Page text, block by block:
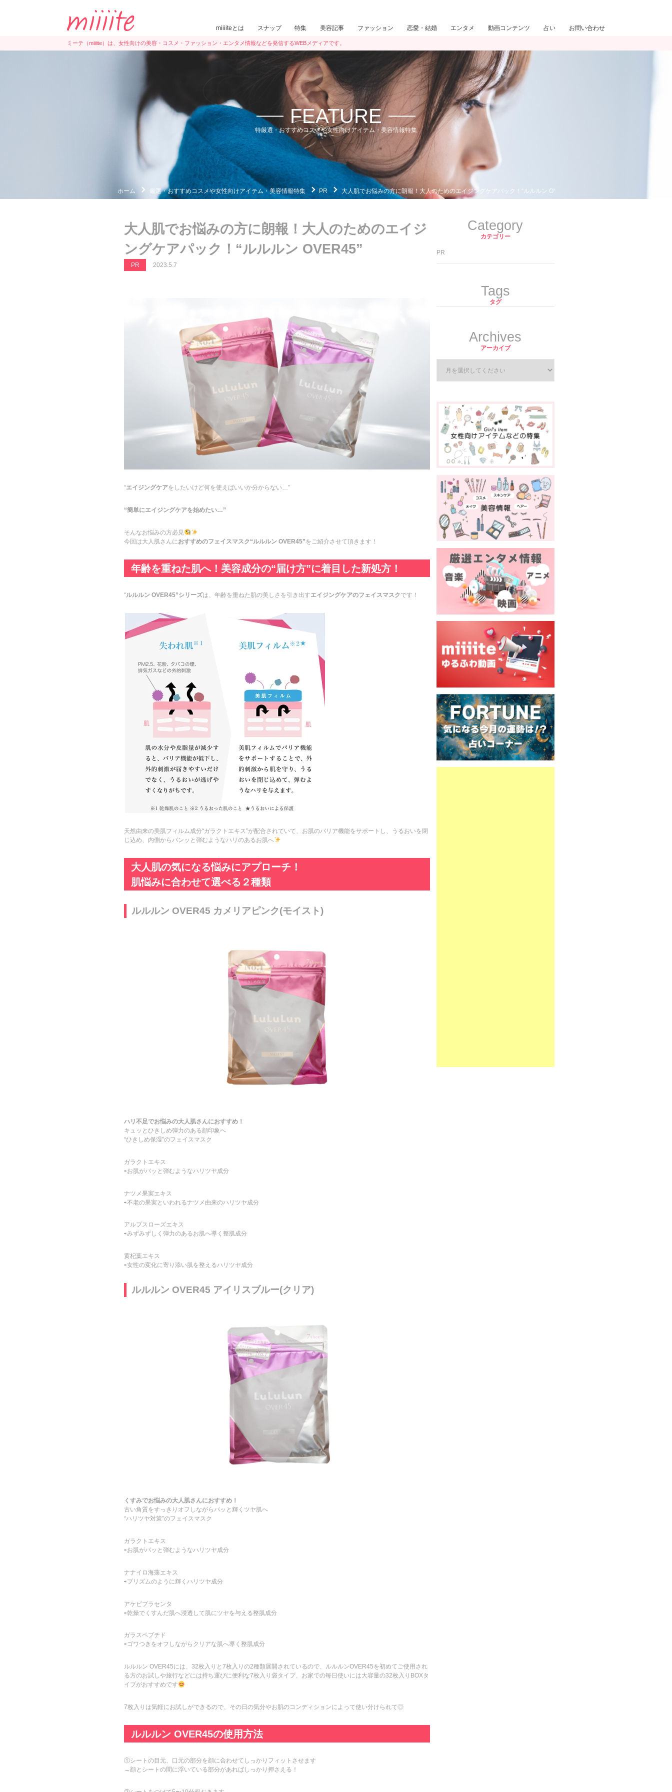
miiiiteとは スナップ 特集 美容記事 ファッション 恋愛・結婚 エンタメ 動画コンテンツ 占い お問い合わせ
ミーテ（miiiite）は、女性向けの美容・コスメ・ファッション・エンタメ情報などを発信するWEBメディアです。
FEATURE
特厳選・おすすめコスメや女性向けアイテム・美容情報特集
ホーム 厳選・おすすめコスメや女性向けアイテム・美容情報特集 PR 大人肌でお悩みの方に朗報！大人のためのエイジングケアパック！“ルルルン OVER45”
大人肌でお悩みの方に朗報！大人のためのエイジ
ングケアパック！“ルルルン OVER45”
PR 2023.5.7
“エイジングケアをしたいけど何を使えばいいか分からない…”
“簡単にエイジングケアを始めたい…”
そんなお悩みの方必見
今回は大人肌さんにおすすめのフェイスマスク“ルルルン OVER45”をご紹介させて頂きます！
年齢を重ねた肌へ！美容成分の“届け方”に着目した新処方！
“ルルルン OVER45”シリーズは、年齢を重ねた肌の美しさを引き出すエイジングケアのフェイスマスクです！
天然由来の美肌フィルム成分“ガラクトエキス”が配合されていて、お肌のバリア機能をサポートし、うるおいを閉
じ込め、内側からパンッと弾むようなハリのあるお肌へ
大人肌の気になる悩みにアプローチ！
肌悩みに合わせて選べる２種類
ルルルン OVER45 カメリアピンク(モイスト)
ハリ不足でお悩みの大人肌さんにおすすめ！
キュッとひきしめ弾力のある顔印象へ
“ひきしめ保湿”のフェイスマスク
ガラクトエキス
⇨お肌がパッと弾むようなハリツヤ成分
ナツメ果実エキス
⇨不老の果実といわれるナツメ由来のハリツヤ成分
アルプスローズエキス
⇨みずみずしく弾力のあるお肌へ導く整肌成分
黄杞葉エキス
⇨女性の変化に寄り添い肌を整えるハリツヤ成分
ルルルン OVER45 アイリスブルー(クリア)
くすみでお悩みの大人肌さんにおすすめ！
古い角質をすっきりオフしながらパッと輝くツヤ肌へ
“ハリツヤ対策”のフェイスマスク
ガラクトエキス
⇨お肌がパッと弾むようなハリツヤ成分
ナナイロ海藻エキス
⇨プリズムのように輝くハリツヤ成分
アケビプラセンタ
⇨乾燥でくすんだ肌へ浸透して肌にツヤを与える整肌成分
ガラスペプチド
⇨ゴワつきをオフしながらクリアな肌へ導く整肌成分
ルルルン OVER45には、32枚入りと7枚入りの2種類展開されているので、ルルルンOVER45を初めてご使用され
る方のお試しや旅行などには持ち運びに便利な7枚入り袋タイプ、お家での毎日使いには大容量の32枚入りBOXタ
イプがおすすめです
7枚入りは気軽にお試しができるので、その日の気分やお肌のコンディションによって使い分けられて◎
ルルルン OVER45の使用方法
①シートの目元、口元の部分を顔に合わせてしっかりフィットさせます
→顔とシートの間に浮いている部分があればしっかり押さえる！
Category
カテゴリー
PR
Tags
タグ
Archives
アーカイブ